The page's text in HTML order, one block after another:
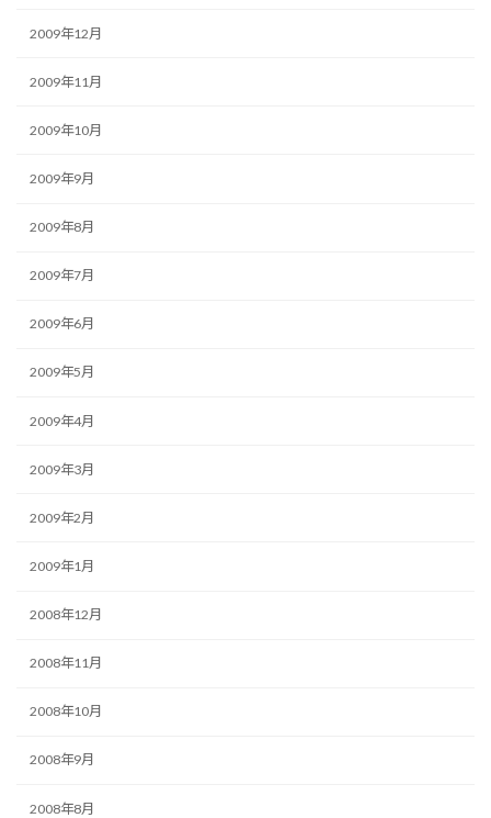
2009年12月
2009年11月
2009年10月
2009年9月
2009年8月
2009年7月
2009年6月
2009年5月
2009年4月
2009年3月
2009年2月
2009年1月
2008年12月
2008年11月
2008年10月
2008年9月
2008年8月